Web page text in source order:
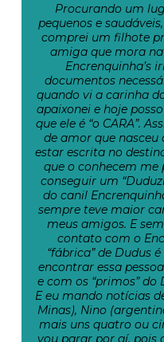
Procurando um
pequenos e
comprei um filhote
amiga que mora
Encrenquinha’s
documentos
quando vi a carinha
apaixonei e hoje
que ele é “o CARA”.
de amor que nasceu
estar escrita no
que o conhecem
conseguir um
do canil
sempre teve maior
meus amigos. E
contato com o
“fábrica” de Dudus
encontrar essa
e com os “primos”
E eu mando notícias
Minas), Nino
mais uns quatro ou
vou parar por aí, pois